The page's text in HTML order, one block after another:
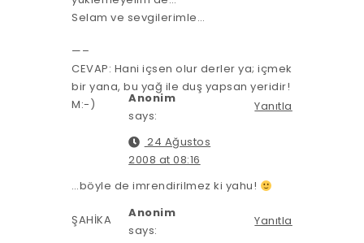
Selam ve sevgilerimle…
—–
CEVAP: Hani içsen olur derler ya; içmek
bir yana, bu yağ ile duş yapsan yeridir!
M:-)
Yanıtla
Anonim
says:
24 Ağustos
2008 at 08:16
…böyle de imrendirilmez ki yahu!
ŞAHİKA Yanıtla
Anonim
says: